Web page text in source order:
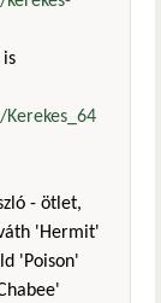
is
- ötlet,
'Hermit'
'Poison'